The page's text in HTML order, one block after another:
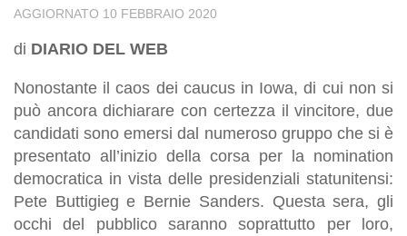
AGGIORNATO 10 FEBBRAIO 2020
di DIARIO DEL WEB
Nonostante il caos dei caucus in Iowa, di cui non si
può ancora dichiarare con certezza il vincitore, due
candidati sono emersi dal numeroso gruppo che si è
presentato all’inizio della corsa per la nomination
democratica in vista delle presidenziali statunitensi:
Pete Buttigieg e Bernie Sanders. Questa sera, gli
occhi del pubblico saranno soprattutto per loro,